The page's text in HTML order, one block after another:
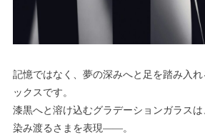
記憶ではなく、夢の深みへと足を踏み入
ックスです。
漆黒へと溶け込むグラデーションガラス
染み渡るさまを表現――。